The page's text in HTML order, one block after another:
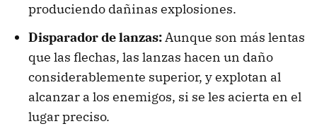
produciendo dañinas explosiones.
Disparador de lanzas:Aunque son más lentas
que las flechas, las lanzas hacen un daño
considerablemente superior, y explotan al
alcanzar a los enemigos, si se les acierta en el
lugar preciso.